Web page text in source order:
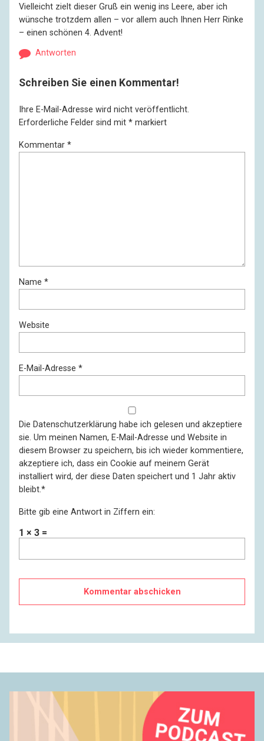
Vielleicht zielt dieser Gruß ein wenig ins Leere, aber ich
wünsche trotzdem allen – vor allem auch Ihnen Herr Rinke
– einen schönen 4. Advent!
Antworten
Schreiben Sie einen Kommentar!
Ihre E-Mail-Adresse wird nicht veröffentlicht.
Erforderliche Felder sind mit * markiert
Kommentar *
Name *
Website
E-Mail-Adresse *
Die Datenschutzerklärung habe ich gelesen und akzeptiere
sie. Um meinen Namen, E-Mail-Adresse und Website in
diesem Browser zu speichern, bis ich wieder kommentiere,
akzeptiere ich, dass ein Cookie auf meinem Gerät
installiert wird, der diese Daten speichert und 1 Jahr aktiv
bleibt.*
Bitte gib eine Antwort in Ziffern ein:
1 × 3 =